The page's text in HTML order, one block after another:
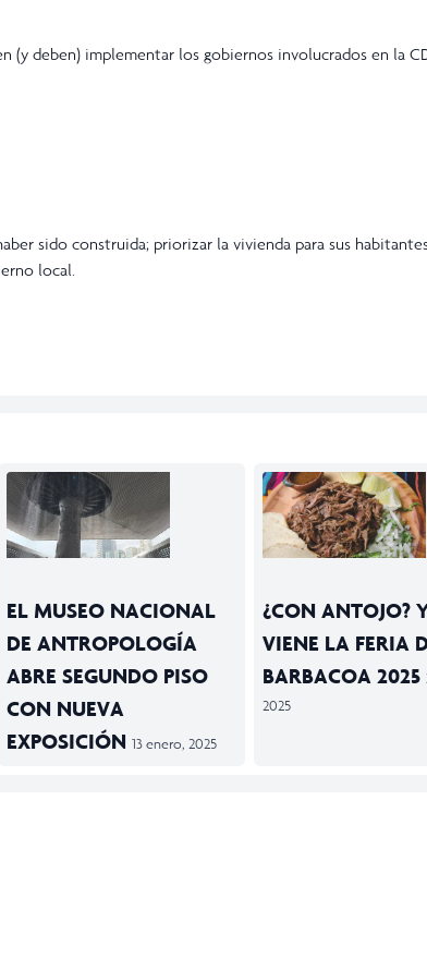
(y deben) implementar los gobiernos involucrados en la
sido construida; priorizar la vivienda para sus
local.
EL MUSEO NACIONAL
DE ANTROPOLOGÍA
ABRE SEGUNDO PISO
CON NUEVA
EXPOSICIÓN 13 enero, 2025
¿CON ANTOJO?
VIENE LA FERIA
BARBACOA 2025
2025